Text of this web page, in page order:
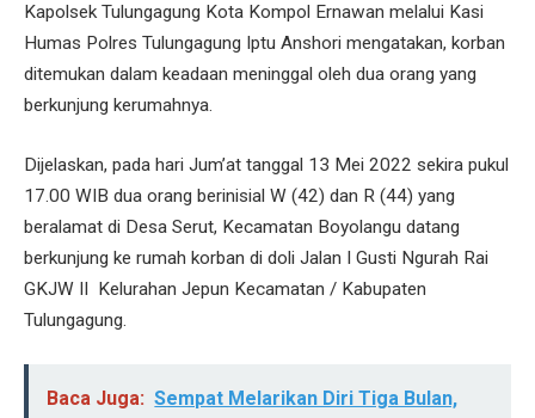
Kapolsek Tulungagung Kota Kompol Ernawan melalui Kasi
Humas Polres Tulungagung Iptu Anshori mengatakan, korban
ditemukan dalam keadaan meninggal oleh dua orang yang
berkunjung kerumahnya.
Dijelaskan, pada hari Jum’at tanggal 13 Mei 2022 sekira pukul
17.00 WIB dua orang berinisial W (42) dan R (44) yang
beralamat di Desa Serut, Kecamatan Boyolangu datang
berkunjung ke rumah korban di doli Jalan I Gusti Ngurah Rai
GKJW II Kelurahan Jepun Kecamatan / Kabupaten
Tulungagung.
Baca Juga: Sempat Melarikan Diri Tiga Bulan,